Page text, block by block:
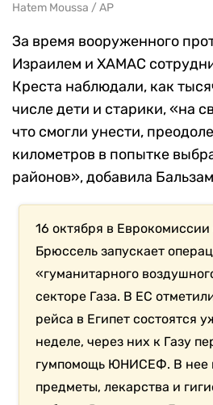
Hatem Moussa / AP
За время вооруженного
Израилем и ХАМАС
Креста наблюдали, как
числе дети и старики, «на
что смогли унести,
километров в попытке
районов», добавила
16 октября в
Брюссель запускает
«гуманитарного
секторе Газа. В ЕС
рейса в Египет состоятся
неделе, через них к Газу
гумпомощь ЮНИСЕФ. В нее
предметы, лекарства и